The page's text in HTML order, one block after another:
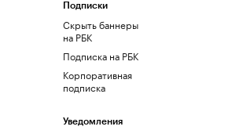
Подписки
Скрыть баннеры
на РБК
Подписка на РБК
Корпоративная
подписка
Уведомления